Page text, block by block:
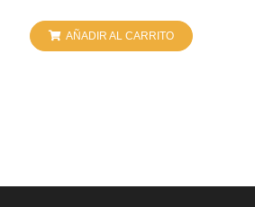
AÑADIR AL CARRITO